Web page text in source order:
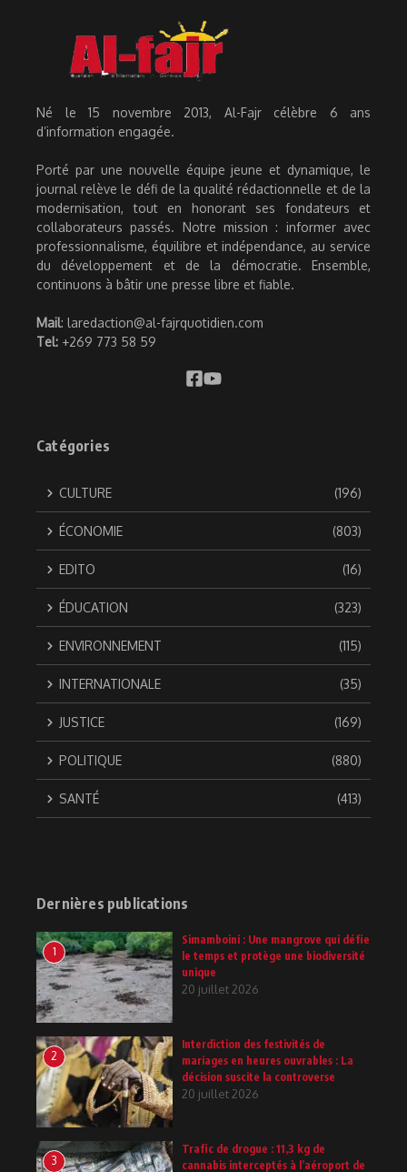
Né le 15 novembre 2013, Al-Fajr célèbre 6 ans
d’information engagée.
Porté par une nouvelle équipe jeune et dynamique, le
journal relève le défi de la qualité rédactionnelle et de la
modernisation, tout en honorant ses fondateurs et
collaborateurs passés. Notre mission : informer avec
professionnalisme, équilibre et indépendance, au service
du développement et de la démocratie. Ensemble,
continuons à bâtir une presse libre et fiable.
Mail: laredaction@al-fajrquotidien.com
Tel: +269 773 58 59
Catégories
CULTURE (196)
ÉCONOMIE (803)
EDITO (16)
ÉDUCATION (323)
ENVIRONNEMENT (115)
INTERNATIONALE (35)
JUSTICE (169)
POLITIQUE (880)
SANTÉ (413)
Dernières publications
1
Simamboini : Une mangrove qui défie
le temps et protège une biodiversité
unique
20 juillet 2026
2
Interdiction des festivités de
mariages en heures ouvrables : La
décision suscite la controverse
20 juillet 2026
3
Trafic de drogue : 11,3 kg de
cannabis interceptés à l’aéroport de